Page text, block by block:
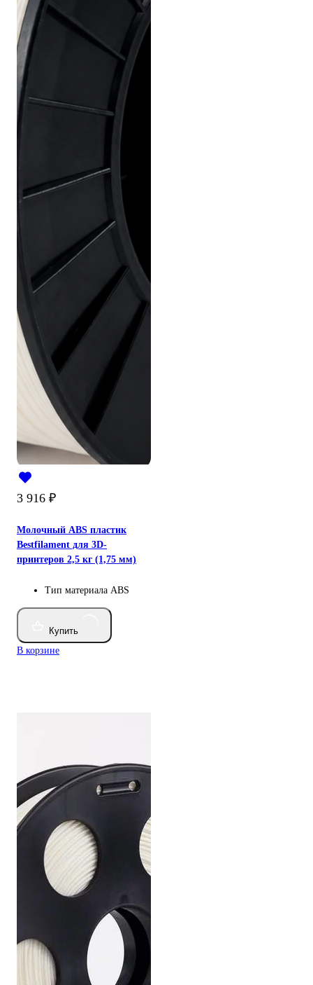
3 916 ₽
Молочный ABS пластик
Bestfilament для 3D-
принтеров 2,5 кг (1,75 мм)
Тип материала ABS
Купить
В корзине